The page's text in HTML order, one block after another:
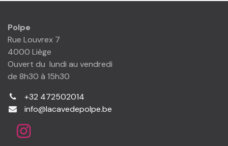
Polpe
Rue Louvrex 7
4000 Liège
Ouvert du lundi au vendredi
de 8h30 à 15h30
+32 472502014
info@lacavedepolpe.be